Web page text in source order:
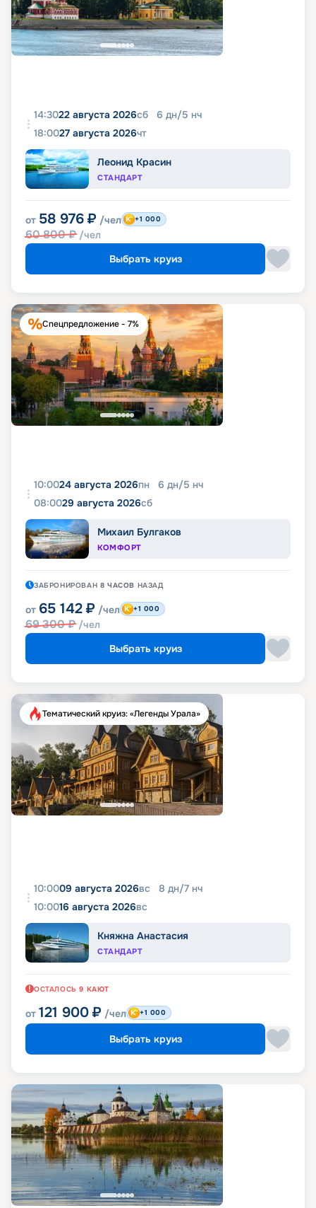
14:3022 августа 2026сб 6 дн/5 нч
18:0027 августа 2026чт
Леонид Красин
СТАНДАРТ
от 58 976 ₽ /чел
60 800₽ /чел
+1 000
Выбрать круиз
Спецпредложение - 7%
10:0024 августа 2026пн 6 дн/5 нч
08:0029 августа 2026сб
Михаил Булгаков
КОМФОРТ
ЗАБРОНИРОВАН 8 ЧАСОВ НАЗАД
от 65 142 ₽ /чел
69 300₽ /чел
+1 000
Выбрать круиз
Тематический круиз: «Легенды Урала»
10:0009 августа 2026вс 8 дн/7 нч
10:0016 августа 2026вс
Княжна Анастасия
СТАНДАРТ
ОСТАЛОСЬ 9 КАЮТ
от 121 900 ₽ /чел +1 000
Выбрать круиз